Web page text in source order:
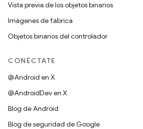
Vista previa de los objetos binarios
Imágenes de fábrica
Objetos binarios del controlador
CONÉCTATE
@Android en X
@AndroidDev en X
Blog de Android
Blog de seguridad de Google